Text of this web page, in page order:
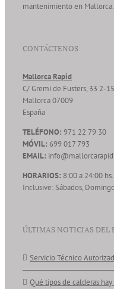
mantenimiento en Mallorca.
CONTÁCTENOS
Mallorca Rapid
C/ Gremi de Fusters, 33 2-
Mallorca07009
España
TELÉFONO: 971 22 79 30
MÓVIL: 699 017 793
EMAIL:
HORARIOS: 8:00 a 24:00 hs.
Inclusive: Sábados,
ÚLTIMAS NOTICIAS DEL
Servicio Técnico
Qué tipos de calderas hay